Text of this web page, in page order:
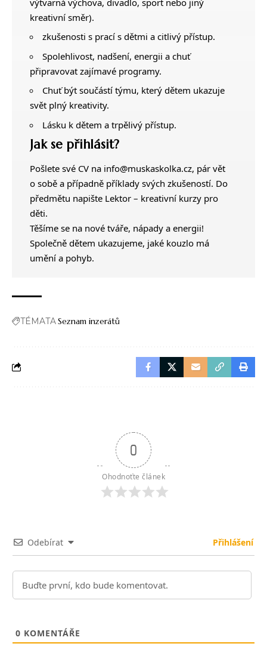
kreativní směr).
zkušenosti s prací s dětmi a citlivý přístup.
Spolehlivost, nadšení, energii a chuť
připravovat zajímavé programy.
Chuť být součástí týmu, který dětem ukazuje
svět plný kreativity.
Lásku k dětem a trpělivý přístup.
Jak se přihlásit?
Pošlete své CV na info@muskaskolka.cz, pár vět
o sobě a případně příklady svých zkušeností. Do
předmětu napište Lektor – kreativní kurzy pro
děti.
Těšíme se na nové tváře, nápady a energii!
Společně dětem ukazujeme, jaké kouzlo má
umění a pohyb.
TÉMATASeznam inzerátů
0
Ohodnoťte článek
Odebírat Přihlášení
0 KOMENTÁŘE